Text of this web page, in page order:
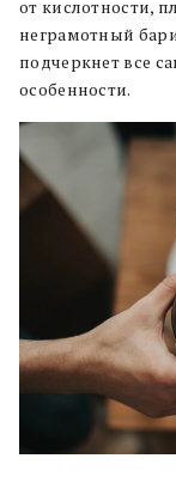
от кислотности,
неграмотный
подчеркнет все
особенности.